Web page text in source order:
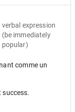
verbal expression
(be immediately
popular)
comme un
success.